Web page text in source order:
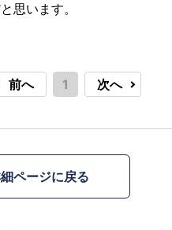
思います。
前へ 1 次へ
ページに戻る